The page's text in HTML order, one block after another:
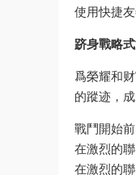
使用快捷
跻身戰略
爲榮耀和
的蹤迹，
戰鬥開始
在激烈的
在激烈的